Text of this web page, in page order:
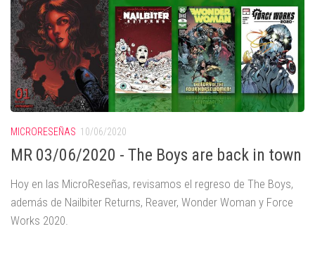
MICRORESEÑAS 10/06/2020
MR 03/06/2020 - The Boys are back in town
Hoy en las MicroReseñas, revisamos el regreso de The Boys,
además de Nailbiter Returns, Reaver, Wonder Woman y Force
Works 2020.